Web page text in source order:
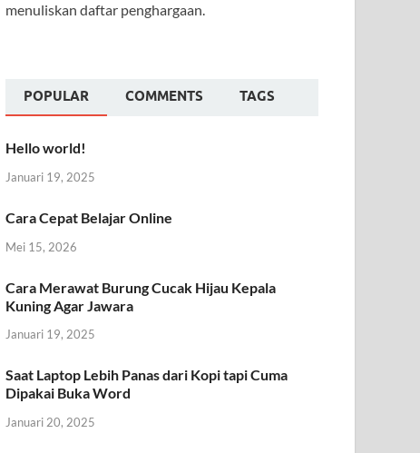
menuliskan daftar penghargaan.
POPULAR COMMENTS TAGS
Hello world!
Januari 19, 2025
Cara Cepat Belajar Online
Mei 15, 2026
Cara Merawat Burung Cucak Hijau Kepala
Kuning Agar Jawara
Januari 19, 2025
Saat Laptop Lebih Panas dari Kopi tapi Cuma
Dipakai Buka Word
Januari 20, 2025